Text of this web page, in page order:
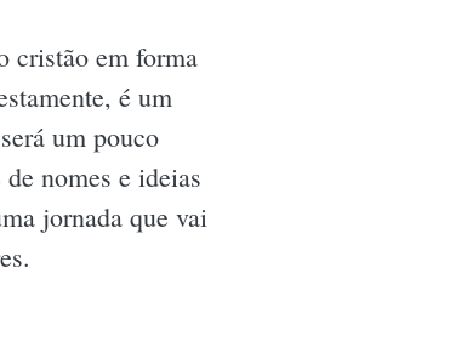
cristão em forma
é um
um pouco
nomes e ideias
jornada que vai